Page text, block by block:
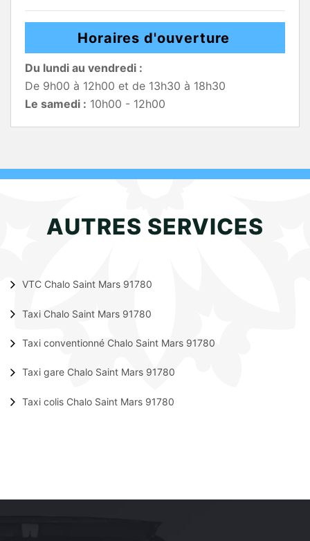
Horaires d'ouverture
Du lundi au vendredi :
De 9h00 à 12h00 et de 13h30 à 18h30
Le samedi : 10h00 - 12h00
AUTRES SERVICES
VTC Chalo Saint Mars 91780
Taxi Chalo Saint Mars 91780
Taxi conventionné Chalo Saint Mars 91780
Taxi gare Chalo Saint Mars 91780
Taxi colis Chalo Saint Mars 91780